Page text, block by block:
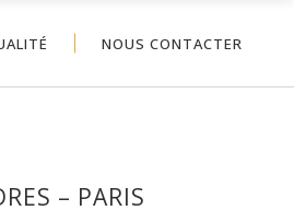
NOUS CONTACTER
– PARIS